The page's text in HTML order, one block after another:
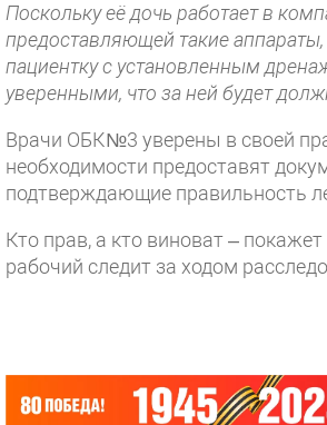
Поскольку её дочь работает в
предоставляющей такие
пациентку с установленным
уверенными, что за ней будет
Врачи ОБК№3 уверены в своей
необходимости предоставят
подтверждающие правильность
Кто прав, а кто виноват –
рабочий следит за ходом